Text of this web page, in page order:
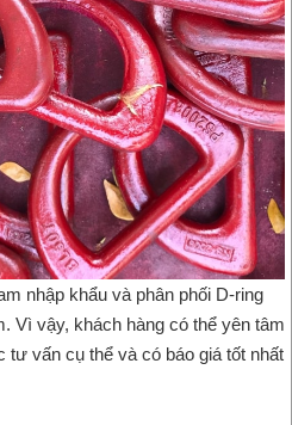
nhập khẩu và phân phối D-ring
Vì vậy, khách hàng có thể yên tâm
vấn cụ thể và có báo giá tốt nhất